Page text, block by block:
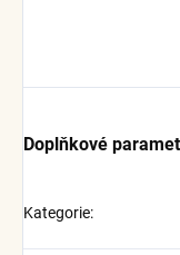
Doplňkové
Kategorie: